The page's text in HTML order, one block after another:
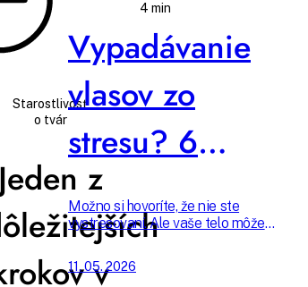
4 min
Starostlivosť
o tvár
z
v
Vypadávanie
vlasov zo
stresu? 6
skrytých
faktorov, ktoré
Možno si hovoríte, že nie ste
vystresovaní. Ale vaše telo môže
byť. Existujú skryté zdroje stresu,
zvyšujú hladinu stresových
11. 05. 2026